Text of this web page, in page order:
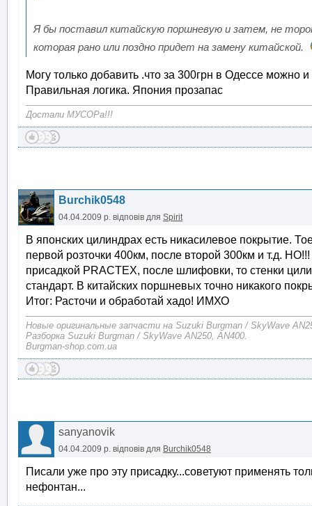
Я бы поставил китайскую поршневую и затем, не
которая рано или поздно придет на замену китайской.
Могу только добавить .что за 300грн в Одессе можно
Правильная логика. Япония прозапас
Достали МУСОРа!!!
Burchik0548
04.04.2009 р. відповів для Spirit
В японских цилиндрах есть никасилевое покрытие.
первой розточки 400км, после второй 300км и т.д.
присадкой PRACTEX, после шлифовки, то стенки
стандарт. В китайских поршневых точно никакого
Итог: Расточи и обработай хадо! ИМХО
Новые оригинальные запчасти на Suzuki Burgman / SkyWave
Разборка Suzuki Burgman / SkyWave AN250, AN400.
Burgman-shop.com.ua
sanyanovik
04.04.2009 р. відповів для Burchik0548
Писали уже про эту присадку...советуют применять
нефонтан...